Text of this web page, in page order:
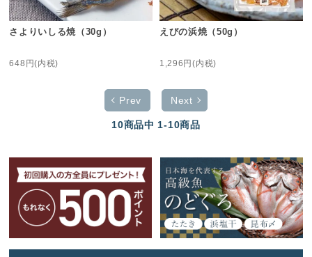
さよりいしる焼（30g）
648円(内税)
えびの浜焼（50g）
1,296円(内税)
Prev Next
10商品中 1-10商品